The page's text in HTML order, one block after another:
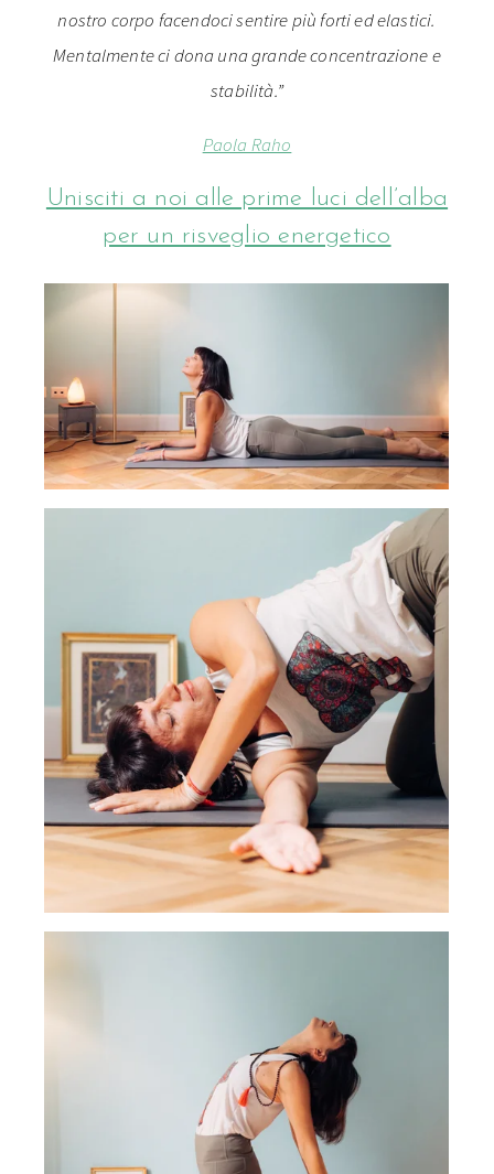
nostro corpo facendoci sentire più forti ed elastici.
Mentalmente ci dona una grande concentrazione e
stabilità.”
Paola Raho
Unisciti a noi alle prime luci dell’alba
per un risveglio energetico